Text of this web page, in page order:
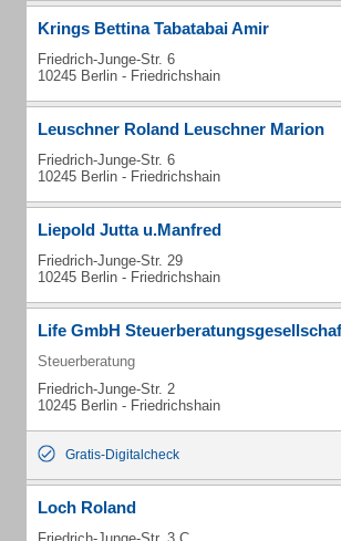
Krings Bettina Tabatabai Amir
Friedrich-Junge-Str. 6
10245 Berlin - Friedrichshain
Leuschner Roland Leuschner Marion
Friedrich-Junge-Str. 6
10245 Berlin - Friedrichshain
Liepold Jutta u.Manfred
Friedrich-Junge-Str. 29
10245 Berlin - Friedrichshain
Life GmbH
Steuerberatung
Friedrich-Junge-Str. 2
10245 Berlin - Friedrichshain
Gratis-Digitalcheck
Loch Roland